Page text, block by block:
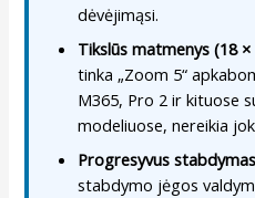
dėvėjimąsi.
Tikslūs matmenys (18
tinka „Zoom 5“
M365, Pro 2 ir kituose
modeliuose, nereikia
Progresyvus stabdymas
stabdymo jėgos